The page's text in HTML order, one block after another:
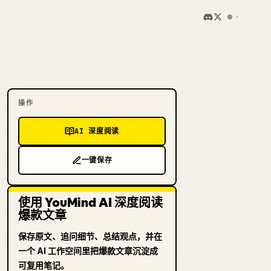
操作
AI 深度阅读
一键保存
使用 YouMind AI 深度阅读
爆款文章
保存原文、追问细节、总结观点，并在
一个 AI 工作空间里把爆款文章沉淀成
可复用笔记。